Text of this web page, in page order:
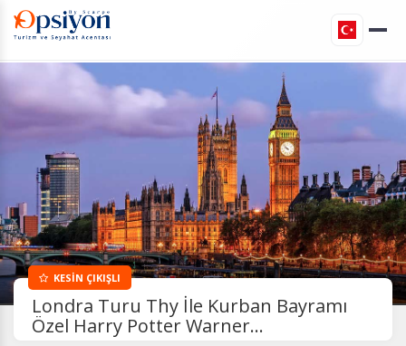
KESİN ÇIKIŞLI
Londra Turu Thy İle Kurban Bayramı
Özel Harry Potter Warner...